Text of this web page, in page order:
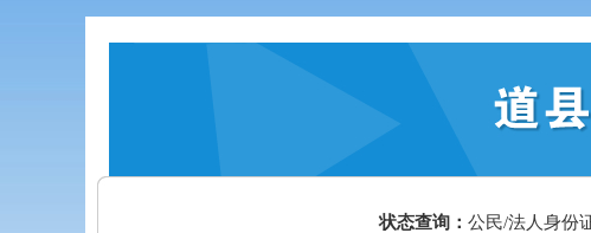
状态查询： 公民/法人身份